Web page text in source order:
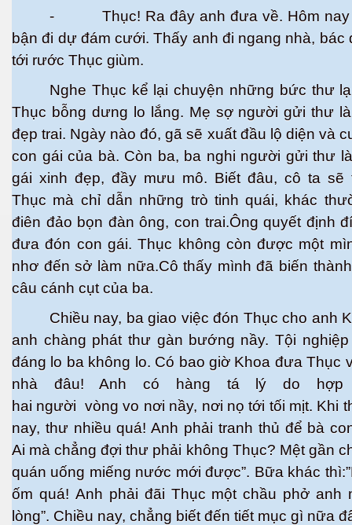
- Thục! Ra đây anh đưa về. Hôm nay
bận đi dự đám cưới. Thấy anh đi ngang nhà, bác
tới rước Thục giùm.
Nghe Thục kể lại chuyện những bức thư
Thục bỗng dưng lo lắng. Mẹ sợ người gửi thư
đẹp trai. Ngày nào đó, gã sẽ xuất đầu lộ diện và
con gái của bà. Còn ba, ba nghi người gửi thư
gái xinh đẹp, đầy mưu mô. Biết đâu, cô ta sẽ
Thục mà chỉ dẫn những trò tinh quái, khác
điên đảo bọn đàn ông, con trai.Ông quyết định
đưa đón con gái. Thục không còn được một
nhơ đến sở làm nữa.Cô thấy mình đã biến
câu cánh cụt của ba.
Chiều nay, ba giao việc đón Thục cho anh
anh chàng phát thư gàn bướng nầy. Tội
đáng lo ba không lo. Có bao giờ Khoa đưa Thục
nhà đâu! Anh có hàng tá lý do
hai người vòng vo nơi nầy, nơi nọ tới tối mịt. Khi
nay, thư nhiều quá! Anh phải tranh thủ để bà
Ai mà chẳng đợi thư phải không Thục? Mệt gần
quán uống miếng nước mới được”. Bữa khác
ốm quá! Anh phải đãi Thục một chầu phở anh
lòng”. Chiều nay, chẳng biết đến tiết mục gì nữa